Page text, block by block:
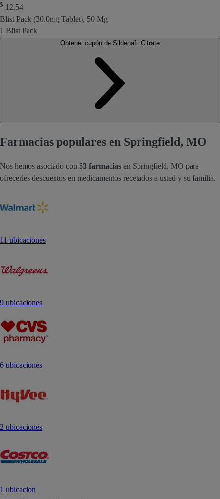
$ 12.54
Blist Pack (30.0mg Tablet), 50 Mg
1 Blist Pack
Farmacias populares en Springfield, MO
Nos hemos asociado con 53 farmacias en Springfield, MO para
ofrecerles descuentos en medicamentos recetados a usted y su familia.
11 ubicaciones
9 ubicaciones
6 ubicaciones
2 ubicaciones
1 ubicacion